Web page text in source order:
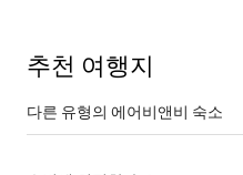
추천 여행지
다른 유형의 에어비앤비 숙소